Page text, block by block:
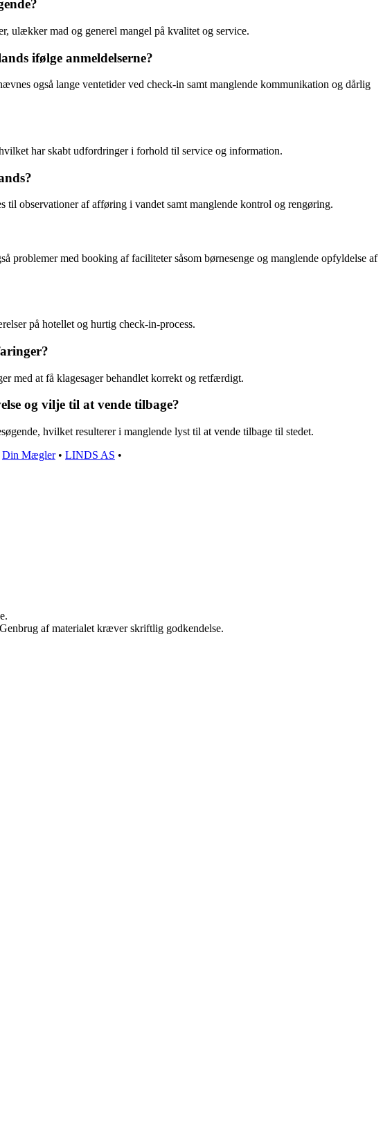
ulækker mad og generel mangel på kvalitet og service.
ifølge anmeldelserne?
også lange ventetider ved check-in samt manglende kommunikation og dårlig
har skabt udfordringer i forhold til service og information.
observationer af afføring i vandet samt manglende kontrol og rengøring.
problemer med booking af faciliteter såsom børnesenge og manglende opfyldelse af
på hotellet og hurtig check-in-process.
med at få klagesager behandlet korrekt og retfærdigt.
og vilje til at vende tilbage?
hvilket resulterer i manglende lyst til at vende tilbage til stedet.
Din Mægler• LINDS AS •
af materialet kræver skriftlig godkendelse.